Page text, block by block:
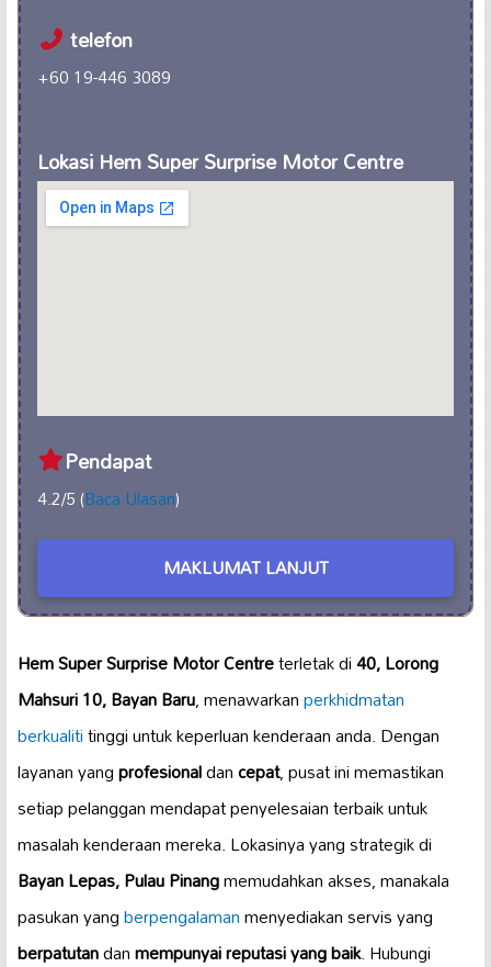
telefon
+60 19-446 3089
Lokasi Hem Super Surprise Motor Centre
Pendapat
4.2/5 (Baca Ulasan)
MAKLUMAT LANJUT
Hem Super Surprise Motor Centreterletak di40, Lorong
Mahsuri 10, Bayan Baru, menawarkanperkhidmatan
berkualititinggi untuk keperluan kenderaan anda. Dengan
layanan yangprofesionaldancepat, pusat ini memastikan
setiap pelanggan mendapat penyelesaian terbaik untuk
masalah kenderaan mereka. Lokasinya yang strategik di
Bayan Lepas, Pulau Pinangmemudahkan akses, manakala
pasukan yangberpengalamanmenyediakan servis yang
berpatutandanmempunyai reputasi yang baik. Hubungi